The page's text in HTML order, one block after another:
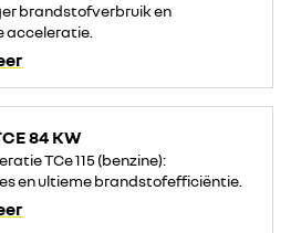
brandstofverbruik en
acceleratie.
84 KW
TCe 115 (benzine):
en ultieme brandstofefficiëntie.